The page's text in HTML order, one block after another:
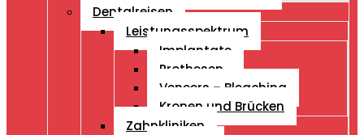
Dentalreisen
Leistungsspektrum
Implantate
Prothesen
Veneers – Bleaching
Kronen und Brücken
Zahnkliniken